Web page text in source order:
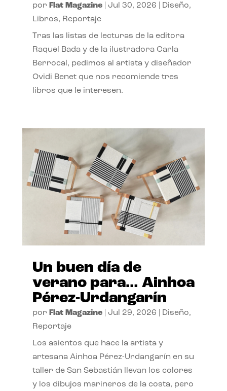
por Flat Magazine| Jul 30, 2026 Diseño,
Libros, Reportaje
Tras las listas de lecturas de la editora
Raquel Bada y de la ilustradora Carla
Berrocal, pedimos al artista y diseñador
Ovidi Benet que nos recomiende tres
libros que le interesen.
Un buen día de
verano para… Ainhoa
Pérez-Urdangarín
por Flat Magazine| Jul 29, 2026 Diseño,
Reportaje
Los asientos que hace la artista y
artesana Ainhoa Pérez-Urdangarín en su
taller de San Sebastián llevan los colores
y los dibujos marineros de la costa, pero